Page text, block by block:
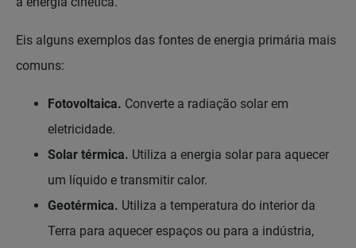
Eis alguns exemplos das fontes de energia primária mais
comuns:
Fotovoltaica. Converte a radiação solar em
eletricidade.
Solar térmica. Utiliza a energia solar para aquecer
um líquido e transmitir calor.
Geotérmica. Utiliza a temperatura do interior da
Terra para aquecer espaços ou para a indústria,